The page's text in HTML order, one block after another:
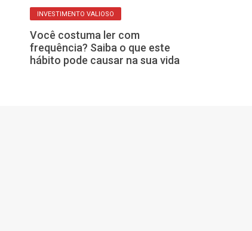
INVESTIMENTO VALIOSO
Você costuma ler com
frequência? Saiba o que este
hábito pode causar na sua vida